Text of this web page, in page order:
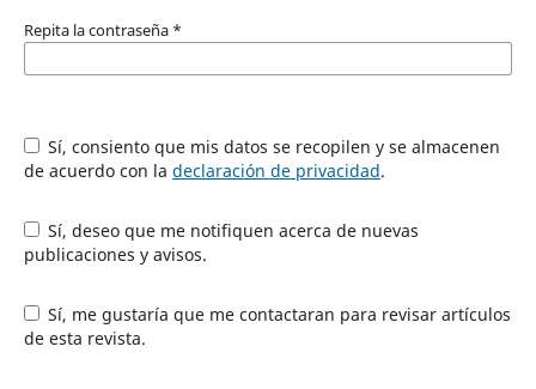
Repita la contraseña *
Sí, consiento que mis datos se recopilen y se almacenen
de acuerdo con la declaración de privacidad.
Sí, deseo que me notifiquen acerca de nuevas
publicaciones y avisos.
Sí, me gustaría que me contactaran para revisar artículos
de esta revista.